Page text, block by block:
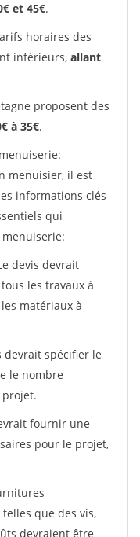
et 45€.
horaires des
inférieurs, allant
proposent des
à 35€.
menuisier, il est
informations clés
qui
devis devrait
les travaux à
matériaux à
devrait spécifier le
le nombre
fournir une
pour le projet,
que des vis,
devraient être